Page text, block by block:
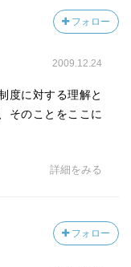
フォロー
2009.12.24
度に対する理解と
そのことをここに
詳細をみる
フォロー